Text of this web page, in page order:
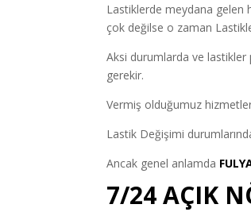
Lastiklerde meydana gelen
çok değilse o zaman
Aksi durumlarda ve lastikler
gerekir.
Vermiş olduğumuz
Lastik Değişimi
Ancak genel anlamda
7/24 AÇIK